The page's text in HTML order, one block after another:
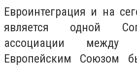
Евроинтеграция и на
является одной
ассоциации
Европейским Союзом